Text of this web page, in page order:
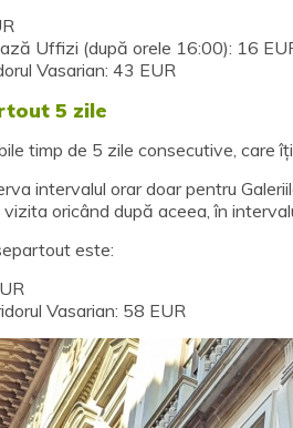
Uffizi (după orele 16:00): 16
Vasarian: 43 EUR
5 zile
timp de 5 zile consecutive, care
intervalul orar doar pentru
oricând după aceea, în
este:
Vasarian: 58 EUR